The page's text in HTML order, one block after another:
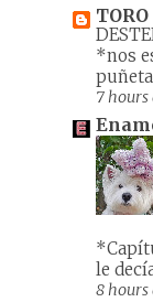
*nos
7 hours
le
8 hours